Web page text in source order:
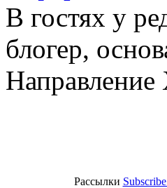
В гостях у
блогер,
Рассылки